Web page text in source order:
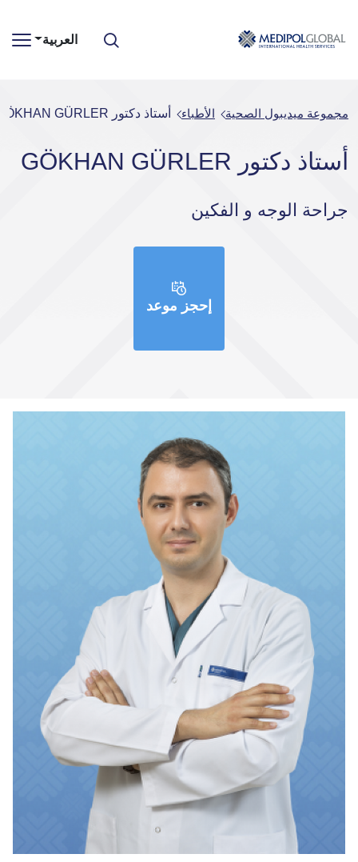
العربية
مجموعة ميديبول الصحية الأطباء أستاذ دكتور GÖKHAN GÜRLER
أستاذ دكتور GÖKHAN GÜRLER
جراحة الوجه و الفكين
إحجز موعد